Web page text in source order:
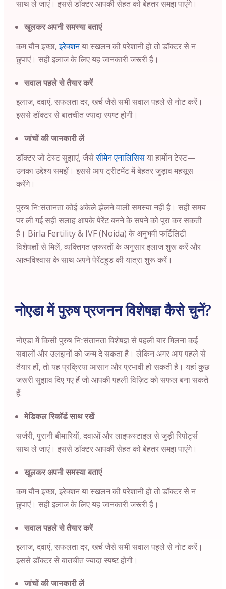
साथ ले जाएं। इससे डॉक्टर आपकी सेहत को बेहतर समझ पाएंगे।
खुलकर अपनी समस्या बताएं
कम यौन इच्छा,इरेक्शनया स्खलन की परेशानी हो तो डॉक्टर से न
छुपाएं। सही इलाज के लिए यह जानकारी जरूरी है।
सवाल पहले से तैयार करें
इलाज, दवाएं, सफलता दर, खर्च जैसे सभी सवाल पहले से नोट करें।
इससे डॉक्टर से बातचीत ज्यादा स्पष्ट होगी।
जांचों की जानकारी लें
डॉक्टर जो टेस्ट सुझाएं, जैसेसीमेन एनालिसिसया हार्मोन टेस्ट—
उनका उद्देश्य समझें। इससे आप ट्रीटमेंट में बेहतर जुड़ाव महसूस
करेंगे।
पुरुष निःसंतानता कोई अकेले झेलने वाली समस्या नहीं है। सही समय
पर ली गई सही सलाह आपके पेरेंट बनने के सपने को पूरा कर सकती
है। Birla Fertility & IVF (Noida) के अनुभवी फर्टिलिटी
विशेषज्ञों से मिलें, व्यक्तिगत ज़रूरतों के अनुसार इलाज शुरू करें और
आत्मविश्वास के साथ अपने पेरेंटहुड की यात्रा शुरू करें।
नोएडा में पुरुष प्रजनन विशेषज्ञ कैसे चुनें?
नोएडामें किसी पुरुष निःसंतानता विशेषज्ञ से पहली बार मिलना कई
सवालों और उलझनों को जन्म दे सकता है। लेकिन अगर आप पहले से
तैयार हों, तो यह प्रक्रिया आसान और प्रभावी हो सकती है। यहां कुछ
जरूरी सुझाव दिए गए हैं जो आपकी पहली विज़िट को सफल बना सकते
हैं:
मेडिकल रिकॉर्ड साथ रखें
सर्जरी, पुरानी बीमारियों, दवाओं और लाइफस्टाइल से जुड़ी रिपोर्ट्स
साथ ले जाएं। इससे डॉक्टर आपकी सेहत को बेहतर समझ पाएंगे।
खुलकर अपनी समस्या बताएं
कम यौन इच्छा, इरेक्शन या स्खलन की परेशानी हो तो डॉक्टर से न
छुपाएं। सही इलाज के लिए यह जानकारी जरूरी है।
सवाल पहले से तैयार करें
इलाज, दवाएं, सफलता दर, खर्च जैसे सभी सवाल पहले से नोट करें।
इससे डॉक्टर से बातचीत ज्यादा स्पष्ट होगी।
जांचों की जानकारी लें